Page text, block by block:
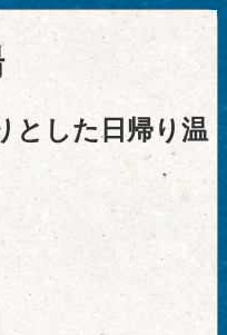
とした日帰り温